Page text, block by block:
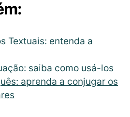
Textuais: entenda a
saiba como usá-los
aprenda a conjugar os